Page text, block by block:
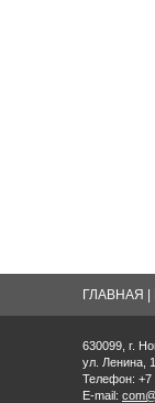
ГЛАВНАЯ
630099, г.
ул. Ленина,
Телефон: +7
E-mail: